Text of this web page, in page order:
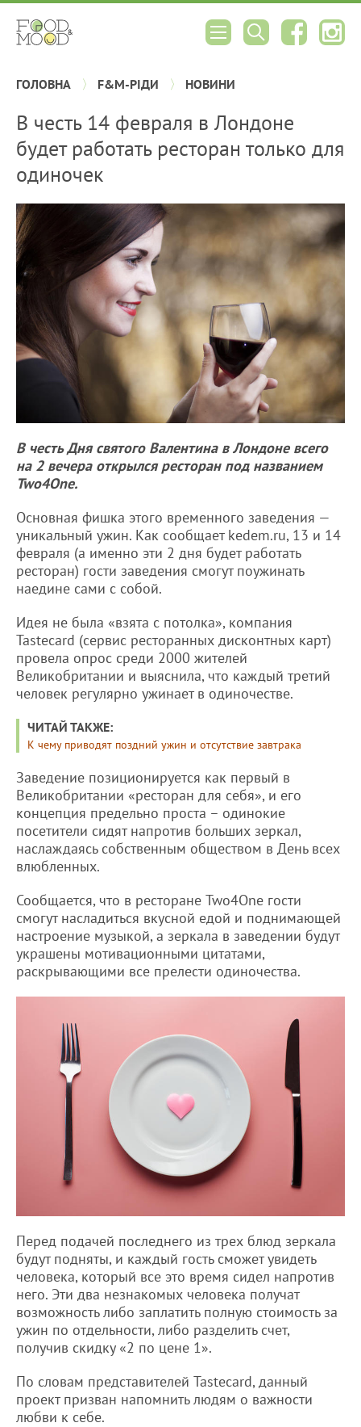
ГОЛОВНА F&M-РІДИ НОВИНИ
В честь 14 февраля в Лондоне
будет работать ресторан только для
одиночек
В честь Дня святого Валентина в Лондоне всего
на 2 вечера открылся ресторан под названием
Two4One.
Основная фишка этого временного заведения —
уникальный ужин. Как сообщает kedem.ru, 13 и 14
февраля (а именно эти 2 дня будет работать
ресторан) гости заведения смогут поужинать
наедине сами с собой.
Идея не была «взята с потолка», компания
Tastecard (сервис ресторанных дисконтных карт)
провела опрос среди 2000 жителей
Великобритании и выяснила, что каждый третий
человек регулярно ужинает в одиночестве.
ЧИТАЙ ТАКЖЕ:
К чему приводят поздний ужин и отсутствие завтрака
Заведение позиционируется как первый в
Великобритании «ресторан для себя», и его
концепция предельно проста – одинокие
посетители сидят напротив больших зеркал,
наслаждаясь собственным обществом в День всех
влюбленных.
Сообщается, что в ресторане Two4One гости
смогут насладиться вкусной едой и поднимающей
настроение музыкой, а зеркала в заведении будут
украшены мотивационными цитатами,
раскрывающими все прелести одиночества.
Перед подачей последнего из трех блюд зеркала
будут подняты, и каждый гость сможет увидеть
человека, который все это время сидел напротив
него. Эти два незнакомых человека получат
возможность либо заплатить полную стоимость за
ужин по отдельности, либо разделить счет,
получив скидку «2 по цене 1».
По словам представителей Tastecard, данный
проект призван напомнить людям о важности
любви к себе.